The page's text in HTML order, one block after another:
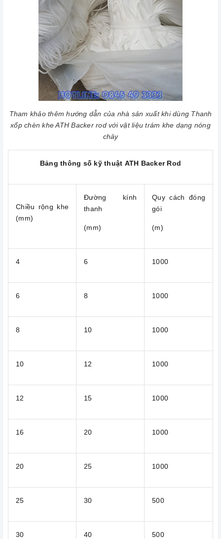
Tham khảo thêm hướng dẫn của nhà sản xuất khi dùng Thanh
xốp chèn khe ATH Backer rod với vật liệu trám khe dạng nóng
chảy
Bảng thông số kỹ thuật ATH Backer Rod
Chiều rộng khe
(mm)
Đường kính
thanh
(mm)
Quy cách đóng
gói
(m)
4 6 1000
6 8 1000
8 10 1000
10 12 1000
12 15 1000
16 20 1000
20 25 1000
25 30 500
30 40 500